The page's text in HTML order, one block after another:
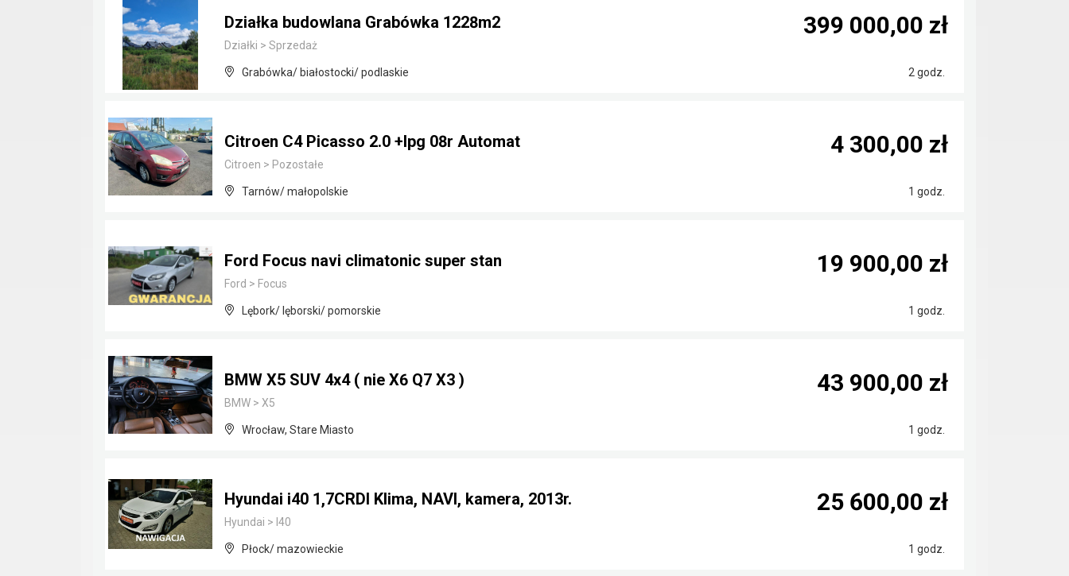
Działka budowlana Grabówka 1228m2
Działki > Sprzedaż
Grabówka/ białostocki/ podlaskie 2 godz.
399 000,00 zł
Citroen C4 Picasso 2.0 +lpg 08r Automat
Citroen > Pozostałe
Tarnów/ małopolskie 1 godz.
4 300,00 zł
Ford Focus navi climatonic super stan
Ford > Focus
Lębork/ lęborski/ pomorskie 1 godz.
19 900,00 zł
BMW X5 SUV 4x4 ( nie X6 Q7 X3 )
BMW > X5
Wrocław, Stare Miasto 1 godz.
43 900,00 zł
Hyundai i40 1,7CRDI Klima, NAVI, kamera, 2013r.
Hyundai > I40
Płock/ mazowieckie 1 godz.
25 600,00 zł